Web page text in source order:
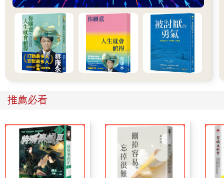
• 負面事件本來就會發生。
• 負面事件存在，不表示你有問題。
• 在負面事件中，總是有改變的機會。
• 比起取得理想的結果，培養靈性技能其實更加重要。
沒人知道自己將來會面對什麼逆境，但不管哪種逆境（比如誤
解、遺棄、風險、衝突、失去等），上述觀念都能協助你處之泰
於其直接細節，變得可以歸類。舉例來說，遭到遺棄能教你學會
培養一套技能，讓你在情感上更獨立。不過，如果你無法為事件
全拋在腦後，於是到頭來，你什麼也沒學到。辨認事件的類別，
就算只是簡單地稱為負面事件，也能讓自己成為充分利用、而非
被事件利用的人。
我們最好把事件給你的教誨看成靈性技能，而非心理技能，這樣
推薦必看